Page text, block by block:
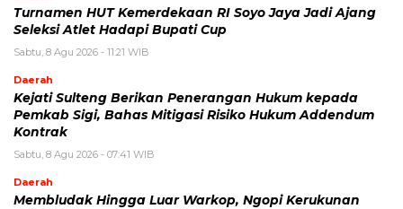
Turnamen HUT Kemerdekaan RI Soyo Jaya Jadi Ajang
Seleksi Atlet Hadapi Bupati Cup
Sabtu, 8 Agu 2026 - 11:21 WIB
Daerah
Kejati Sulteng Berikan Penerangan Hukum kepada
Pemkab Sigi, Bahas Mitigasi Risiko Hukum Addendum
Kontrak
Sabtu, 8 Agu 2026 - 07:41 WIB
Daerah
Membludak Hingga Luar Warkop, Ngopi Kerukunan